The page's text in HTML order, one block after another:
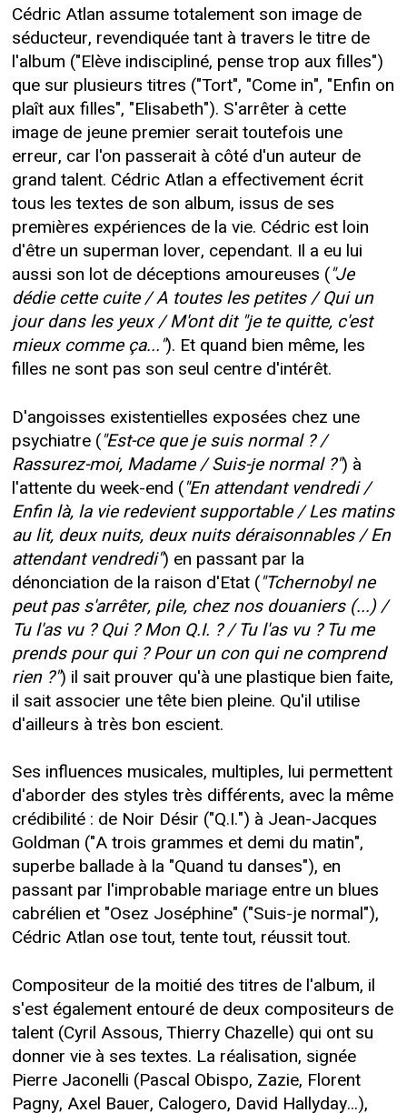
Cédric Atlan assume totalement son image de
séducteur, revendiquée tant à travers le titre de
l'album ("Elève indiscipliné, pense trop aux filles")
que sur plusieurs titres ("Tort", "Come in", "Enfin on
plaît aux filles", "Elisabeth"). S'arrêter à cette
image de jeune premier serait toutefois une
erreur, car l'on passerait à côté d'un auteur de
grand talent. Cédric Atlan a effectivement écrit
tous les textes de son album, issus de ses
premières expériences de la vie. Cédric est loin
d'être un superman lover, cependant. Il a eu lui
aussi son lot de déceptions amoureuses ("Je
dédie cette cuite / A toutes les petites / Qui un
jour dans les yeux / M'ont dit "je te quitte, c'est
mieux comme ça..."). Et quand bien même, les
filles ne sont pas son seul centre d'intérêt.
D'angoisses existentielles exposées chez une
psychiatre ("Est-ce que je suis normal ? /
Rassurez-moi, Madame / Suis-je normal ?") à
l'attente du week-end ("En attendant vendredi /
Enfin là, la vie redevient supportable / Les matins
au lit, deux nuits, deux nuits déraisonnables / En
attendant vendredi") en passant par la
dénonciation de la raison d'Etat ("Tchernobyl ne
peut pas s'arrêter, pile, chez nos douaniers (...) /
Tu l'as vu ? Qui ? Mon Q.I. ? / Tu l'as vu ? Tu me
prends pour qui ? Pour un con qui ne comprend
rien ?") il sait prouver qu'à une plastique bien faite,
il sait associer une tête bien pleine. Qu'il utilise
d'ailleurs à très bon escient.
Ses influences musicales, multiples, lui permettent
d'aborder des styles très différents, avec la même
crédibilité : de Noir Désir ("Q.I.") à Jean-Jacques
Goldman ("A trois grammes et demi du matin",
superbe ballade à la "Quand tu danses"), en
passant par l'improbable mariage entre un blues
cabrélien et "Osez Joséphine" ("Suis-je normal"),
Cédric Atlan ose tout, tente tout, réussit tout.
Compositeur de la moitié des titres de l'album, il
s'est également entouré de deux compositeurs de
talent (Cyril Assous, Thierry Chazelle) qui ont su
donner vie à ses textes. La réalisation, signée
Pierre Jaconelli (Pascal Obispo, Zazie, Florent
Pagny, Axel Bauer, Calogero, David Hallyday...),